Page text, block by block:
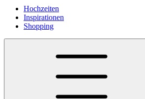
Hochzeiten
Inspirationen
Shopping